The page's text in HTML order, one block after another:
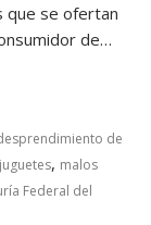
que se ofertan
de…
de
juguetes, malos
Federal del